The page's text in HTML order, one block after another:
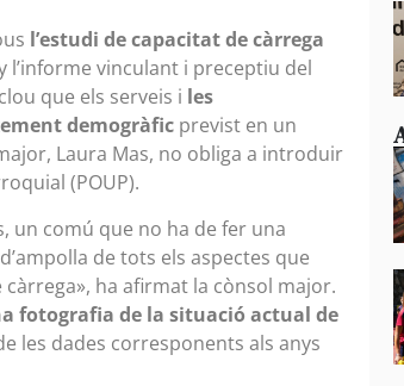
l’estudi de capacitat de càrrega
l’informe vinculant i preceptiu del
que els serveis i les
demogràfic previst en un
Laura Mas, no obliga a introduir
(POUP).
un comú que no ha de fer una
de tots els aspectes que
ha afirmat la cònsol major.
fotografia de la situació actual de
les dades corresponents als anys